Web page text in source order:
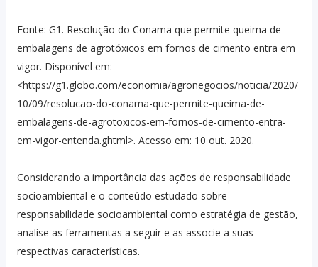
Fonte: G1. Resolução do Conama que permite queima de
embalagens de agrotóxicos em fornos de cimento entra em
vigor. Disponível em:
<https://g1.globo.com/economia/agronegocios/noticia/2020/
10/09/resolucao-do-conama-que-permite-queima-de-
embalagens-de-agrotoxicos-em-fornos-de-cimento-entra-
em-vigor-entenda.ghtml>. Acesso em: 10 out. 2020.
Considerando a importância das ações de responsabilidade
socioambiental e o conteúdo estudado sobre
responsabilidade socioambiental como estratégia de gestão,
analise as ferramentas a seguir e as associe a suas
respectivas características.